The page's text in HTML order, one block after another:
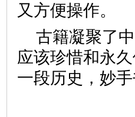
又方便操作
古籍凝聚了
应该珍惜和永
一段历史，妙